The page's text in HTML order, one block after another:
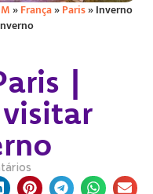
»França»Paris»Inverno
|
visitar